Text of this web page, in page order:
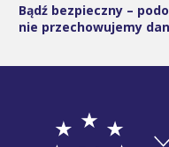
Bądź bezpieczny –
nie przechowujemy